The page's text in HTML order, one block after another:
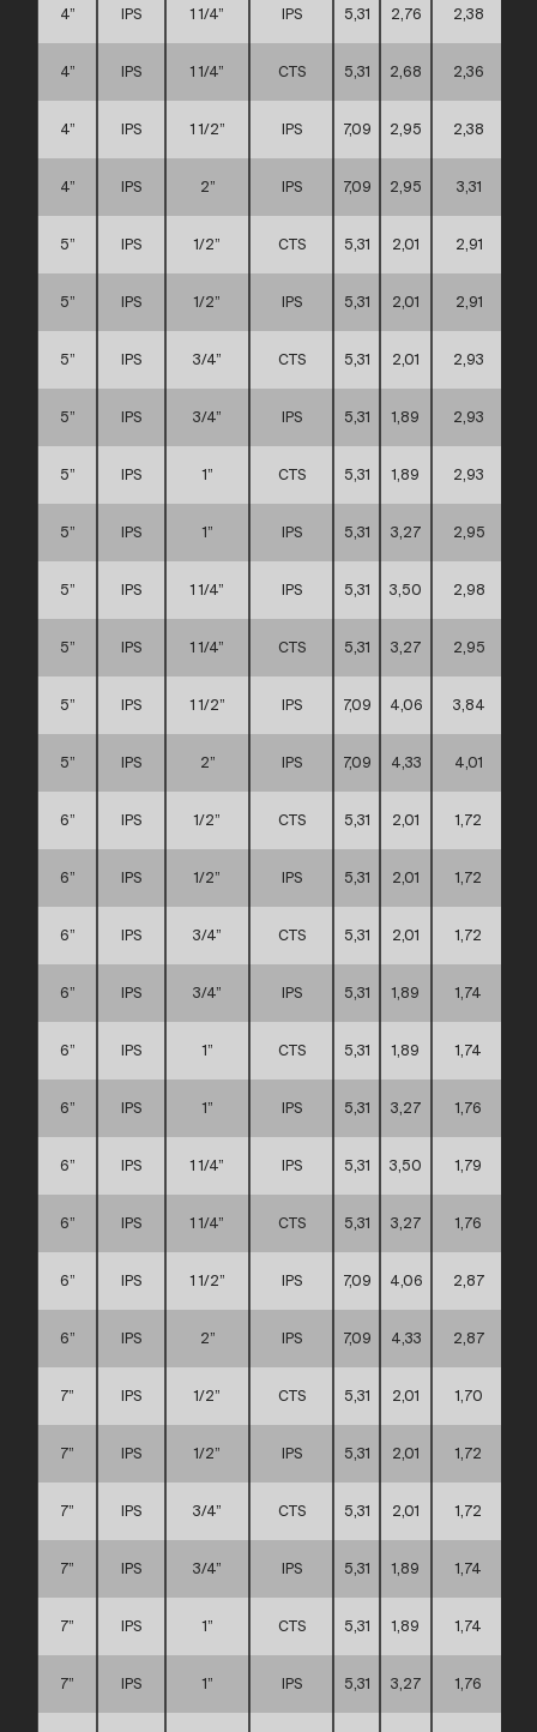
4” IPS 1 1/4” IPS 5,31 2,76 2,38
4” IPS 1 1/4” CTS 5,31 2,68 2,36
4” IPS 1 1/2” IPS 7,09 2,95 2,38
4” IPS 2” IPS 7,09 2,95 3,31
5” IPS 1/2” CTS 5,31 2,01 2,91
5” IPS 1/2” IPS 5,31 2,01 2,91
5” IPS 3/4” CTS 5,31 2,01 2,93
5” IPS 3/4” IPS 5,31 1,89 2,93
5” IPS 1” CTS 5,31 1,89 2,93
5” IPS 1” IPS 5,31 3,27 2,95
5” IPS 1 1/4” IPS 5,31 3,50 2,98
5” IPS 1 1/4” CTS 5,31 3,27 2,95
5” IPS 1 1/2” IPS 7,09 4,06 3,84
5” IPS 2” IPS 7,09 4,33 4,01
6” IPS 1/2” CTS 5,31 2,01 1,72
6” IPS 1/2” IPS 5,31 2,01 1,72
6” IPS 3/4” CTS 5,31 2,01 1,72
6” IPS 3/4” IPS 5,31 1,89 1,74
6” IPS 1” CTS 5,31 1,89 1,74
6” IPS 1” IPS 5,31 3,27 1,76
6” IPS 1 1/4” IPS 5,31 3,50 1,79
6” IPS 1 1/4” CTS 5,31 3,27 1,76
6” IPS 1 1/2” IPS 7,09 4,06 2,87
6” IPS 2” IPS 7,09 4,33 2,87
7” IPS 1/2” CTS 5,31 2,01 1,70
7” IPS 1/2” IPS 5,31 2,01 1,72
7” IPS 3/4” CTS 5,31 2,01 1,72
7” IPS 3/4” IPS 5,31 1,89 1,74
7” IPS 1” CTS 5,31 1,89 1,74
7” IPS 1” IPS 5,31 3,27 1,76